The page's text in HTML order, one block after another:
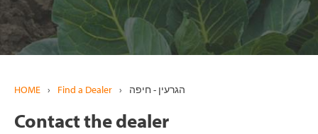
HOME › Find a Dealer › הגרעין - חיפה
Contact the dealer